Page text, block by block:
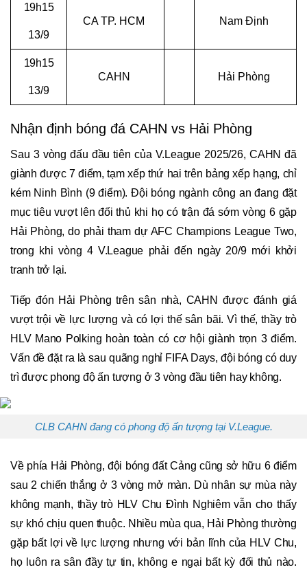
19h15
13/9
CA TP. HCM Nam Định
19h15
13/9
CAHN Hải Phòng
Nhận định bóng đá CAHN vs Hải Phòng
Sau 3 vòng đấu đầu tiên của V.League 2025/26, CAHN đã
giành được 7 điểm, tạm xếp thứ hai trên bảng xếp hạng, chỉ
kém Ninh Bình (9 điểm). Đội bóng ngành công an đang đặt
mục tiêu vượt lên đối thủ khi họ có trận đá sớm vòng 6 gặp
Hải Phòng, do phải tham dự AFC Champions League Two,
trong khi vòng 4 V.League phải đến ngày 20/9 mới khởi
tranh trở lại.
Tiếp đón Hải Phòng trên sân nhà, CAHN được đánh giá
vượt trội về lực lượng và có lợi thế sân bãi. Vì thế, thầy trò
HLV Mano Polking hoàn toàn có cơ hội giành trọn 3 điểm.
Vấn đề đặt ra là sau quãng nghỉ FIFA Days, đội bóng có duy
trì được phong độ ấn tượng ở 3 vòng đầu tiên hay không.
CLB CAHN đang có phong độ ấn tượng tại V.League.
Về phía Hải Phòng, đội bóng đất Cảng cũng sở hữu 6 điểm
sau 2 chiến thắng ở 3 vòng mở màn. Dù nhân sự mùa này
không mạnh, thầy trò HLV Chu Đình Nghiêm vẫn cho thấy
sự khó chịu quen thuộc. Nhiều mùa qua, Hải Phòng thường
gặp bất lợi về lực lượng nhưng với bản lĩnh của HLV Chu,
họ luôn ra sân đầy tự tin, không e ngại bất kỳ đối thủ nào.